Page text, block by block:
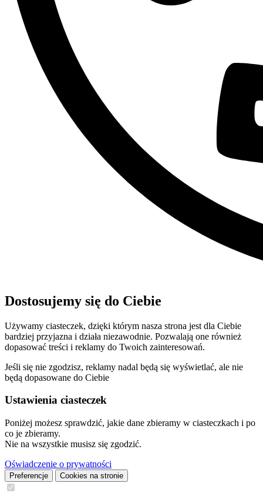
Dostosujemy się do Ciebie
Używamy ciasteczek, dzięki którym nasza strona jest dla Ciebie
bardziej przyjazna i działa niezawodnie. Pozwalają one również
dopasować treści i reklamy do Twoich zainteresowań.
Jeśli się nie zgodzisz, reklamy nadal będą się wyświetlać, ale nie
będą dopasowane do Ciebie
Ustawienia ciasteczek
Poniżej możesz sprawdzić, jakie dane zbieramy w ciasteczkach i po
co je zbieramy.
Nie na wszystkie musisz się zgodzić.
Oświadczenie o prywatności
Preferencje Cookies na stronie